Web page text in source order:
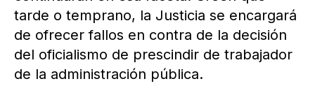
tarde o temprano, la Justicia se encargará
de ofrecer fallos en contra de la decisión
del oficialismo de prescindir de trabajador
de la administración pública.